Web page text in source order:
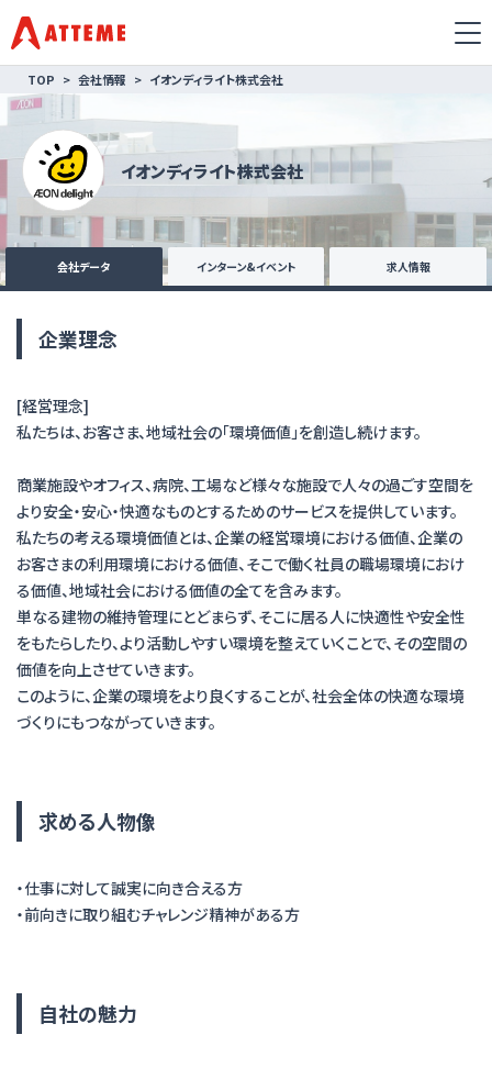
TOP 会社情報 イオンディライト株式会社
イオンディライト株式会社
会社データ インターン&イベント 求人情報
企業理念
[経営理念]
私たちは、お客さま、地域社会の「環境価値」を創造し続けます。
商業施設やオフィス、病院、工場など様々な施設で人々の過ごす空間を
より安全・安心・快適なものとするためのサービスを提供しています。
私たちの考える環境価値とは、企業の経営環境における価値、企業の
お客さまの利用環境における価値、そこで働く社員の職場環境におけ
る価値、地域社会における価値の全てを含みます。
単なる建物の維持管理にとどまらず、そこに居る人に快適性や安全性
をもたらしたり、より活動しやすい環境を整えていくことで、その空間の
価値を向上させていきます。
このように、企業の環境をより良くすることが、社会全体の快適な環境
づくりにもつながっていきます。
求める人物像
・仕事に対して誠実に向き合える方
・前向きに取り組むチャレンジ精神がある方
自社の魅力